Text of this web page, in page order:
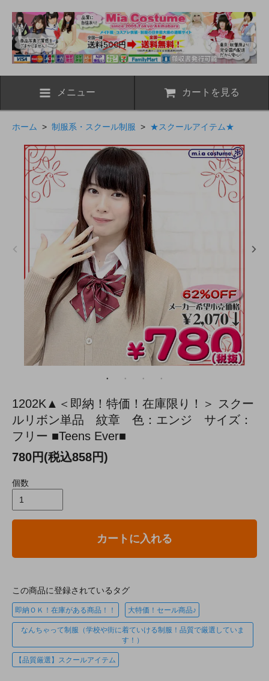
メニュー カートを見る
ホーム > 制服系・スクール制服 > ★スクールアイテム★
1202K▲＜即納！特価！在庫限り！＞ スクー
ルリボン単品 紋章 色：エンジ サイズ：
フリー ■Teens Ever■
780円(税込858円)
個数
カートに入れる
この商品に登録されているタグ
即納ＯＫ！在庫がある商品！！ 大特価！セール商品♪
なんちゃって制服（学校や街に着ていける制服！品質で厳選していま
す！）
【品質厳選】スクールアイテム